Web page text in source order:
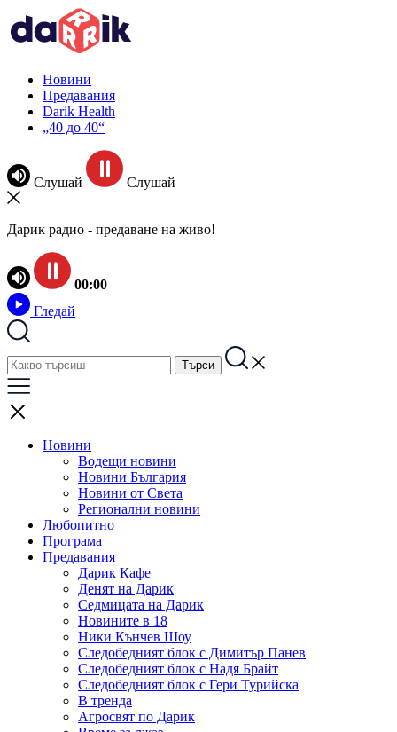
Новини
Предавания
Darik Health
„40 до 40“
Слушай Слушай
Дарик радио - предаване на живо!
00:00
Гледай
Новини
Водещи новини
Новини България
Новини от Света
Регионални новини
Любопитно
Програма
Предавания
Дарик Кафе
Денят на Дарик
Седмицата на Дарик
Новините в 18
Ники Кънчев Шоу
Следобедният блок с Димитър Панев
Следобедният блок с Надя Брайт
Следобедният блок с Гери Турийска
В тренда
Агросвят по Дарик